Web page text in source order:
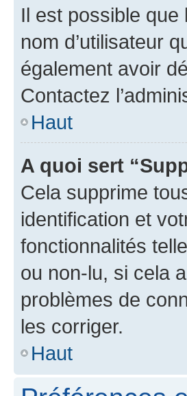
Il est possible que
nom d’utilisateur
également avoir
Contactez
Haut
A quoi sert
Cela supprime
identification et
fonctionnalités
ou non-lu, si cela
problèmes de
les corriger.
Haut